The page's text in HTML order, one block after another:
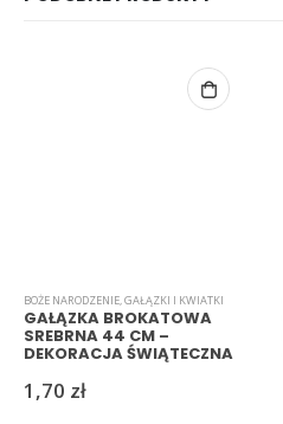
BOŻE NARODZENIE,GAŁĄZKI I KWIATKI
GAŁĄZKA BROKATOWA
SREBRNA 44 CM –
DEKORACJA ŚWIĄTECZNA
1,70 zł